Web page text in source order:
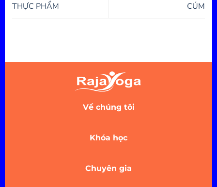
THỰC PHẨM
CÚM
Về chúng tôi
Khóa học
Chuyên gia